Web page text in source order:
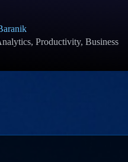
Productivity, Business